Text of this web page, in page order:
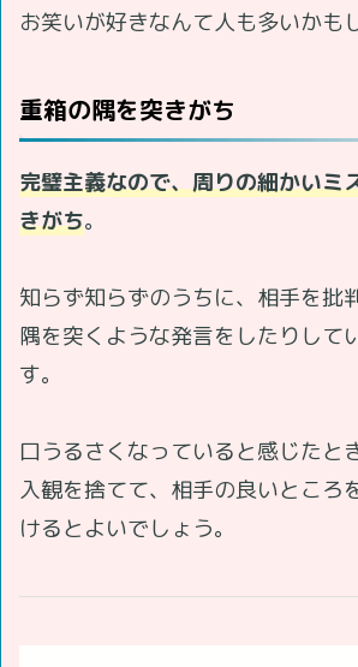
お笑いが好きなんて人も多いかも
重箱の隅を突きがち
完璧主義なので、周りの細かいミ
きがち。
知らず知らずのうちに、相手を批
隅を突くような発言をしたりして
す。
口うるさくなっていると感じたと
入観を捨てて、相手の良いところ
けるとよいでしょう。